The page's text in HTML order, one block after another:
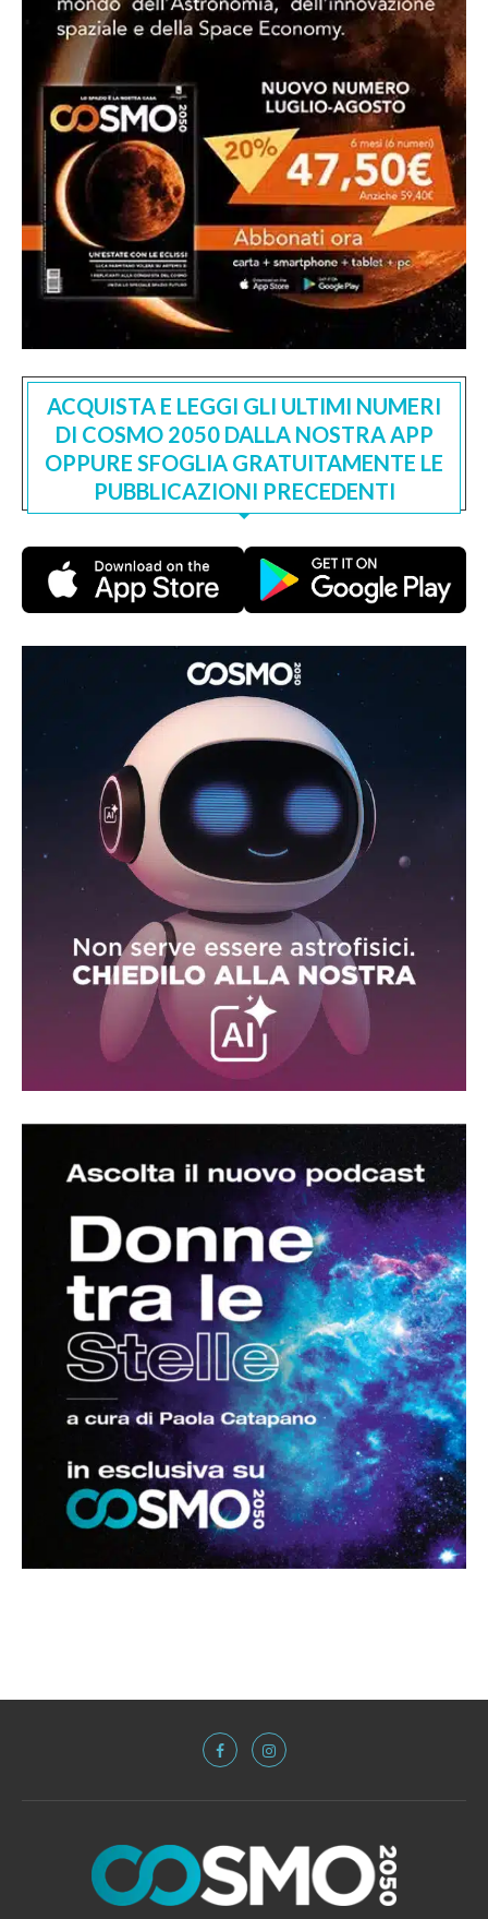
ACQUISTA E LEGGI GLI ULTIMI NUMERI
DI COSMO 2050 DALLA NOSTRA APP
OPPURE SFOGLIA GRATUITAMENTE LE
PUBBLICAZIONI PRECEDENTI